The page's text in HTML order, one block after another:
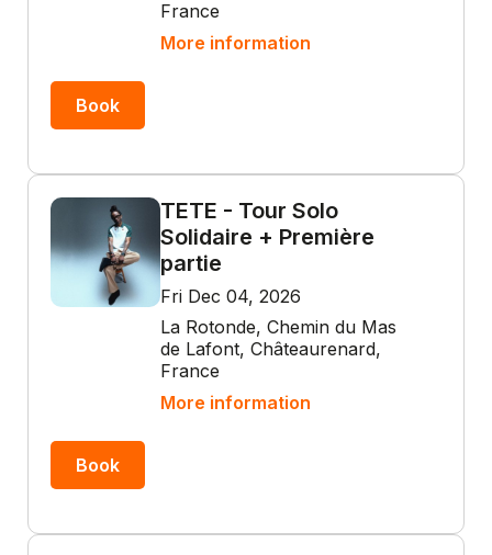
France
More information
Book
TETE - Tour Solo
Solidaire + Première
partie
Fri Dec 04, 2026
La Rotonde, Chemin du Mas
de Lafont, Châteaurenard,
France
More information
Book